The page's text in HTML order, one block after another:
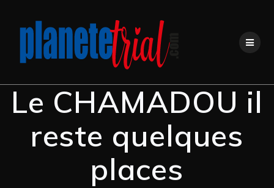
content
Le CHAMADOU il
reste quelques
places